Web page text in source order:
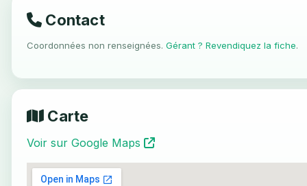
Contact
Coordonnées non renseignées. Gérant ? Revendiquez la fiche.
Carte
Voir sur Google Maps